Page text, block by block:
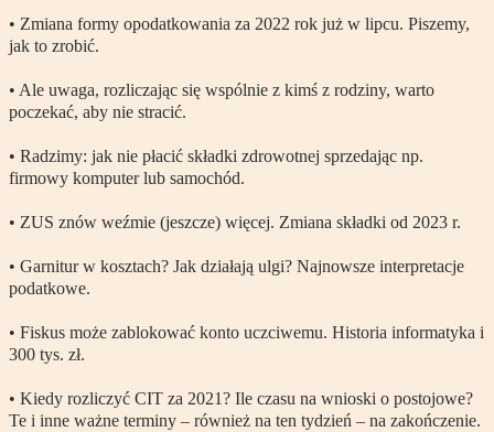
• Zmiana formy opodatkowania za 2022 rok już w lipcu. Piszemy,
jak to zrobić.
• Ale uwaga, rozliczając się wspólnie z kimś z rodziny, warto
poczekać, aby nie stracić.
• Radzimy: jak nie płacić składki zdrowotnej sprzedając np.
firmowy komputer lub samochód.
• ZUS znów weźmie (jeszcze) więcej. Zmiana składki od 2023 r.
• Garnitur w kosztach? Jak działają ulgi? Najnowsze interpretacje
podatkowe.
• Fiskus może zablokować konto uczciwemu. Historia informatyka i
300 tys. zł.
• Kiedy rozliczyć CIT za 2021? Ile czasu na wnioski o postojowe?
Te i inne ważne terminy – również na ten tydzień – na zakończenie.